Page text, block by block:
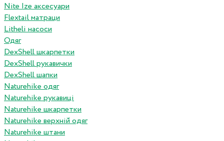
Nite Ize аксесуари
Flextail матраци
Litheli насоси
Одяг
DexShell шкарпетки
DexShell рукавички
DexShell шапки
Naturehike одяг
Naturehike рукавиці
Naturehike шкарпетки
Naturehike верхній одяг
Naturehike штани